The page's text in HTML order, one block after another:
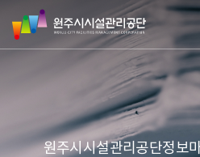
네
본문 바로
메뉴 바로
원
주
시
리 원주시시설관리공단정보